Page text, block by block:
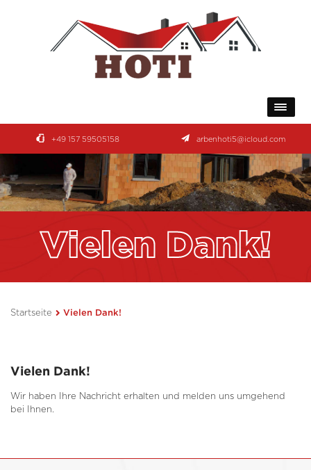
+49 157 59505158 arbenhoti5@icloud.com
Vielen Dank!
Startseite Vielen Dank!
Vielen Dank!
Wir haben Ihre Nachricht erhalten und melden uns umgehend
bei Ihnen.